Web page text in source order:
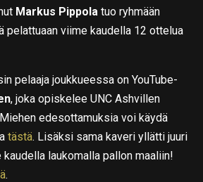
Markus Pippola tuo ryhmään
pelattuaan viime kaudella 12 ottelua
pelaaja joukkueessa on YouTube-
, joka opiskelee UNC Ashvillen
edesottamuksia voi käydä
tästä. Lisäksi sama kaveri yllätti juuri
laukomalla pallon maaliin!
.